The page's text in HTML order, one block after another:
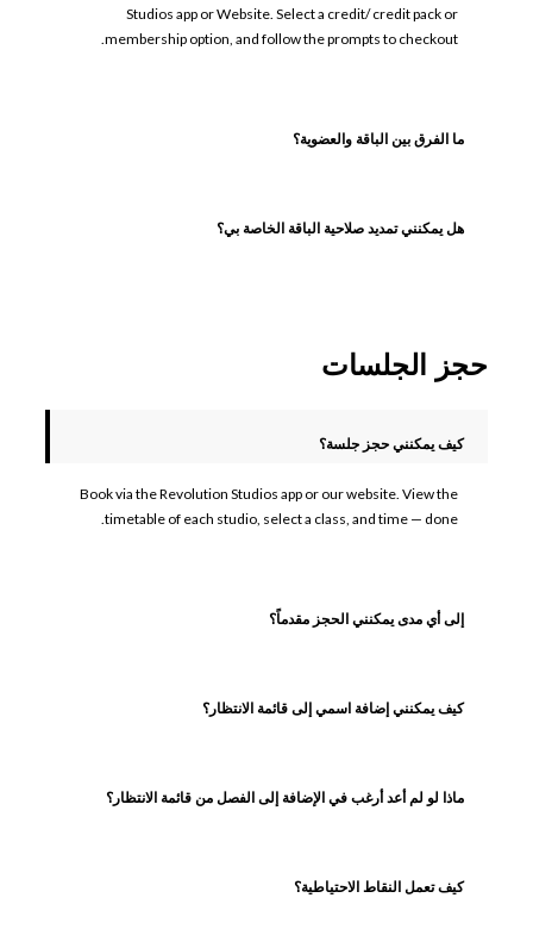
Studios app or Website. Select a credit/ credit pack or
membership option, and follow the prompts to checkout.
ما الفرق بين الباقة والعضوية؟
هل يمكنني تمديد صلاحية الباقة الخاصة بي؟
حجز الجلسات
كيف يمكنني حجز جلسة؟
Book via the Revolution Studios app or our website. View the
timetable of each studio, select a class, and time — done.
إلى أي مدى يمكنني الحجز مقدماً؟
كيف يمكنني إضافة اسمي إلى قائمة الانتظار؟
ماذا لو لم أعد أرغب في الإضافة إلى الفصل من قائمة الانتظار؟
كيف تعمل النقاط الاحتياطية؟